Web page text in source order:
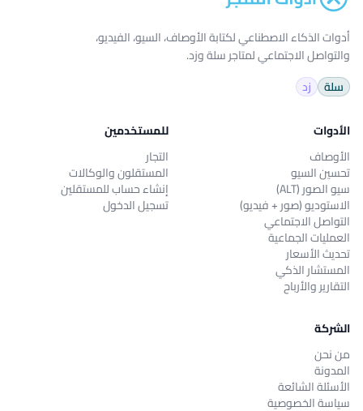
أدوات الذكاء الاصطناعي لكتابة الأوصاف، السيو، الفيديو،
والتواصل الاجتماعي لمتاجر سلة وزد.
سلة
زد
الأدوات
الأوصاف
تحسين السيو
سيو الصور (ALT)
الاستوديو (صور + فيديو)
التواصل الاجتماعي
العمليات الجماعية
تحديث الأسعار
المستشار الذكي
التقارير والأرباح
للمستخدمين
التجار
المستقلون والوكالات
إنشاء حساب للمستقلين
تسجيل الدخول
الشركة
من نحن
المدونة
الأسئلة الشائعة
سياسة الخصوصية